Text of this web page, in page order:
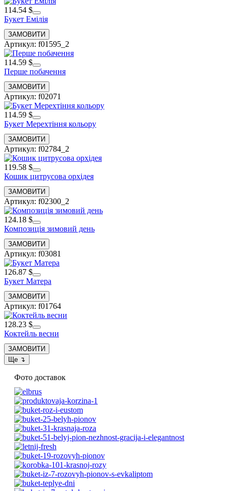
114.54 $
Букет Емілія
Артикул: f01595_2
114.59 $
Перше побачення
Артикул: f02071
114.59 $
Букет Мерехтіння кольору
Артикул: f02784_2
119.58 $
Кошик цитрусова орхідея
Артикул: f02300_2
124.18 $
Композиція зимовий день
Артикул: f03081
126.87 $
Букет Матера
Артикул: f01764
128.23 $
Коктейль весни
Фото доставок